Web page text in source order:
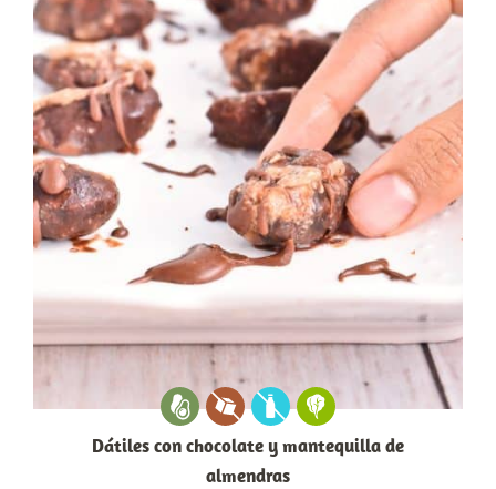
Dátiles con chocolate y mantequilla de
almendras